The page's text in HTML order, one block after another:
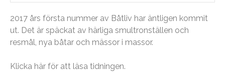
2017 års första nummer av Båtliv har äntligen kommit
ut. Det är späckat av härliga smultronställen och
resmål, nya båtar och mässor i massor.
Klicka här för att läsa tidningen.